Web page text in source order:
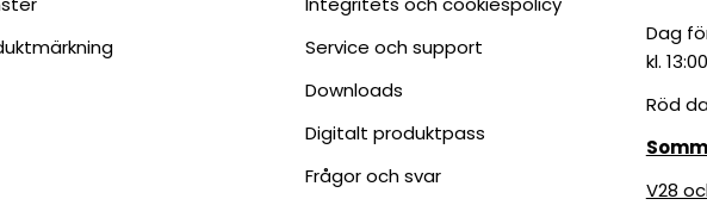
Service och support
Downloads
Digitalt produktpass
Frågor och svar
Dag
kl. 13:00
Röd
V28